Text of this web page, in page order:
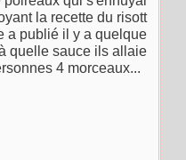
la recette du risott
a publié il y a quelque
quelle sauce ils allaie
4 morceaux...